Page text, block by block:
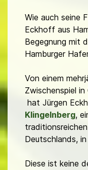
Wie auch seine
Eckhoff aus
Begegnung mit
Hamburger
Von einem
Zwischenspiel
hat Jürgen
Klingelnberg,
Deutschlands,
Diese ist keine